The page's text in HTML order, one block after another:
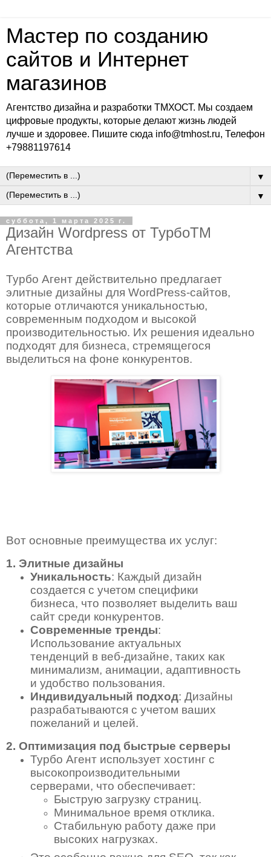
Мастер по созданию
сайтов и Интернет
магазинов
Агентство дизайна и разработки ТМХОСТ. Мы создаем
цифровые продукты, которые делают жизнь людей
лучше и здоровее. Пишите сюда info@tmhost.ru, Телефон
+79881197614
▼
▼
суббота, 1 марта 2025 г.
Дизайн Wordpress от ТурбоТМ
Агентства
Турбо Агент действительно предлагает
элитные дизайны для WordPress-сайтов,
которые отличаются уникальностью,
современным подходом и высокой
производительностью. Их решения идеально
подходят для бизнеса, стремящегося
выделиться на фоне конкурентов.
Вот основные преимущества их услуг:
1. Элитные дизайны
Уникальность: Каждый дизайн
создается с учетом специфики
бизнеса, что позволяет выделить ваш
сайт среди конкурентов.
Современные тренды:
Использование актуальных
тенденций в веб-дизайне, таких как
минимализм, анимации, адаптивность
и удобство пользования.
Индивидуальный подход: Дизайны
разрабатываются с учетом ваших
пожеланий и целей.
2. Оптимизация под быстрые серверы
Турбо Агент использует хостинг с
высокопроизводительными
серверами, что обеспечивает:
Быструю загрузку страниц.
Минимальное время отклика.
Стабильную работу даже при
высоких нагрузках.